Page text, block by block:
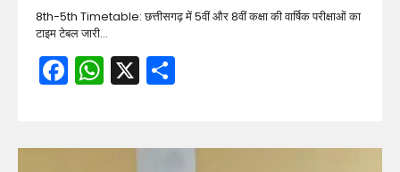
8th-5th Timetable: छत्तीसगढ़ में 5वीं और 8वीं कक्षा की वार्षिक परीक्षाओं का
टाइम टेबल जारी…
Facebook
WhatsApp
X